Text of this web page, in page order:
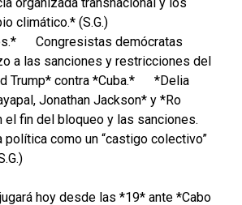
climático.* (S.G.)
Congresistas demócratas
a las sanciones y restricciones del
Trump* contra *Cuba.*
*Delia
Jonathan Jackson* y *Ro
el fin del bloqueo y las sanciones.
como un “castigo colectivo”
jugará hoy desde las *19* ante *Cabo